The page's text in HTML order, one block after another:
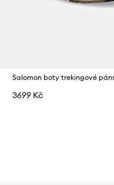
3699 Kč